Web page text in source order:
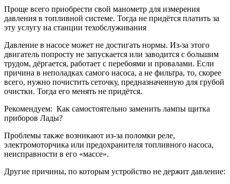
Проще всего приобрести свой манометр для измерения
давления в топливной системе. Тогда не придётся платить за
эту услугу на станции техобслуживания
Давление в насосе может не достигать нормы. Из-за этого
двигатель попросту не запускается или заводится с большим
трудом, дёргается, работает с перебоями и провалами. Если
причина в неполадках самого насоса, а не фильтра, то, скорее
всего, нужно почистить сеточку, предназначенную для грубой
очистки. Тогда его менять не придётся.
Рекомендуем: Как самостоятельно заменить лампы щитка
приборов Лады?
Проблемы также возникают из-за поломки реле,
электромоторчика или предохранителя топливного насоса,
неисправности в его «массе».
Другие причины, по которым устройство не держит давление: